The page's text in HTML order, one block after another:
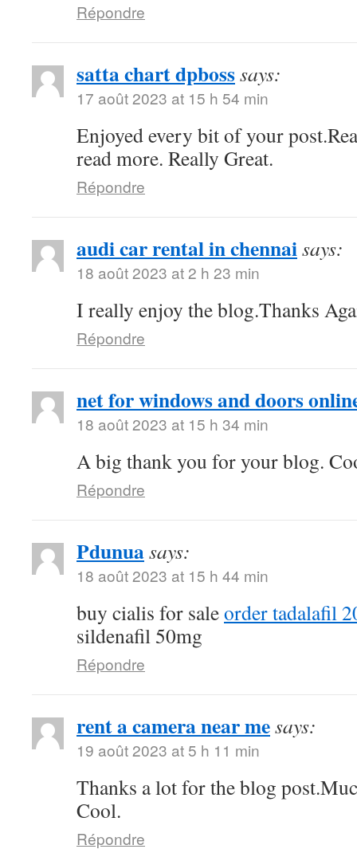
Répondre
satta chart dpbosssays:
17 août 2023 at 15 h 54 min
Enjoyed every bit of your
read more. Really Great.
Répondre
audi car rental in chennaisays:
18 août 2023 at 2 h 23 min
I really enjoy the blog.Thanks
Répondre
net for windows and doors
18 août 2023 at 15 h 34 min
A big thank you for your blog.
Répondre
Pdunuasays:
18 août 2023 at 15 h 44 min
buy cialis for saleorder tadalafil
sildenafil 50mg
Répondre
rent a camera near mesays:
19 août 2023 at 5 h 11 min
Thanks a lot for the blog
Cool.
Répondre